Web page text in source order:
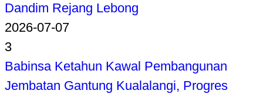
Dandim Rejang Lebong
2026-07-07
3
Babinsa Ketahun Kawal Pembangunan
Jembatan Gantung Kualalangi, Progres